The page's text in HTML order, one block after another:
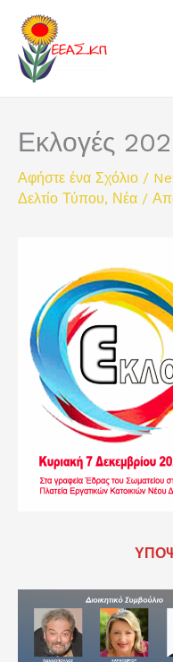
Μετάβαση
περιεχόμενο
Εκλογές
Αφήστε ένα Σχόλιο /
Δελτίο Τύπου, Νέα /